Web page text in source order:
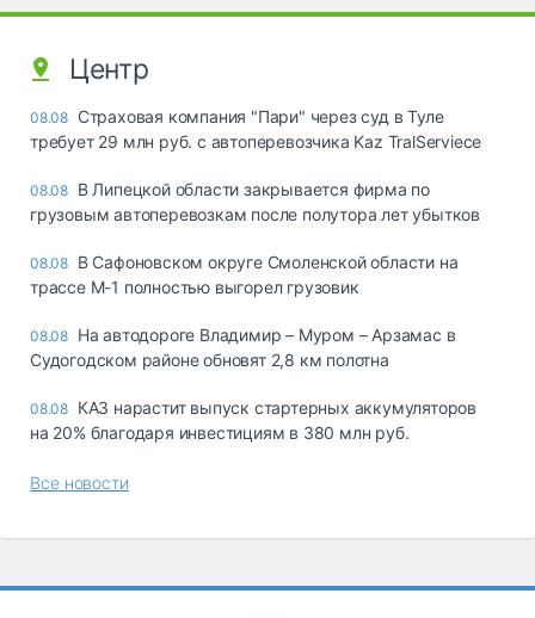
Центр
08.08 Страховая компания "Пари" через суд в Туле
требует 29 млн руб. с автоперевозчика Kaz TralServiece
08.08 В Липецкой области закрывается фирма по
грузовым автоперевозкам после полутора лет убытков
08.08 В Сафоновском округе Смоленской области на
трассе М-1 полностью выгорел грузовик
08.08 На автодороге Владимир – Муром – Арзамас в
Судогодском районе обновят 2,8 км полотна
08.08 КАЗ нарастит выпуск стартерных аккумуляторов
на 20% благодаря инвестициям в 380 млн руб.
Все новости